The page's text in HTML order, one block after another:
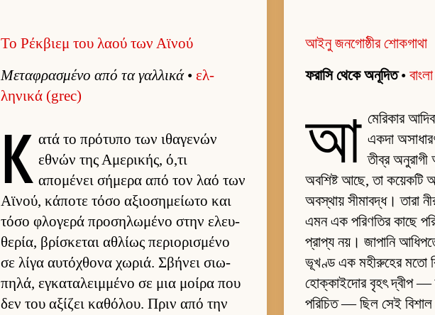
Το Ρέκβιεμ του λαού των Αϊνού
Μεταφρασμένο από τα γαλ­λικά•ελ­
ληνικά (grec)
Κ ατά το πρότυπο των ιθαγενών
εθνών της Αμερικής, ό,τι
απομένει σήμερα από τον λαό των
Αϊνού, κάποτε τόσο αξιο­σημεί­ωτο και
τόσο φλογερά προσηλωμένο στην ελευ­
θερία, βρίσκεται αθλίως περιο­ρισμένο
σε λίγα αυ­τόχθονα χωριά. Σβήνει σιω­
πηλά, εγκαταλειμ­μένο σε μια μοίρα που
δεν του αξίζει καθόλου. Πριν από την
আইনু জনগোষ্ঠীর শোকগাথা
ফরাসি থেকে অনূদিত•
আ মেরিকার
একদা
তীব্র
অবশিষ্ট আছে, তা কয়েকটি
অবস্থায় সীমাবদ্ধ। তারা
এমন এক পরিণতির কাছে
প্রাপ্য নয়। জাপানি
ভূখণ্ড এক মহীরুহের মতো
হোক্কাইদোর বৃহৎ দ্বীপ —
পরিচিত — ছিল সেই বিশাল